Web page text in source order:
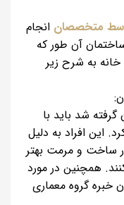
متخصصان انجام
آن طور که
به شرح زیر
شد باید با
این افراد به دلیل
ساخت و مرمت بهتر
همچنین در مورد
خبره گروه معماری